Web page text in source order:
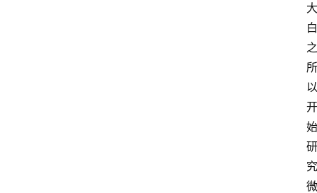
大
白
之
所
以
开
始
研
究
微